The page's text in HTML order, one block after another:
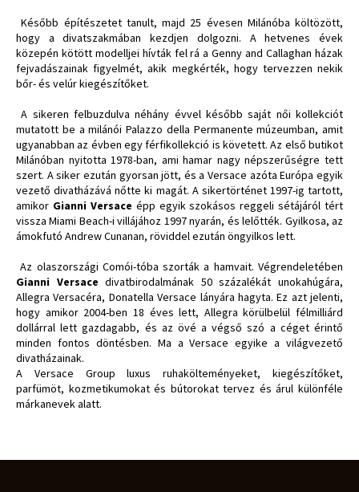
Később építészetet tanult, majd 25 évesen Milánóba költözött,
hogy a divatszakmában kezdjen dolgozni. A hetvenes évek
közepén kötött modelljei hívták fel rá a Genny and Callaghan házak
fejvadászainak figyelmét, akik megkérték, hogy tervezzen nekik
bőr- és velúr kiegészítőket.
A sikeren felbuzdulva néhány évvel később saját női kollekciót
mutatott be a milánói Palazzo della Permanente múzeumban, amit
ugyanabban az évben egy férfikollekció is követett. Az első butikot
Milánóban nyitotta 1978-ban, ami hamar nagy népszerűségre tett
szert. A siker ezután gyorsan jött, és a Versace azóta Európa egyik
vezető divatházává nőtte ki magát. A sikertörténet 1997-ig tartott,
amikor Gianni Versace épp egyik szokásos reggeli sétájáról tért
vissza Miami Beach-i villájához 1997 nyarán, és lelőtték. Gyilkosa, az
ámokfutó Andrew Cunanan, röviddel ezután öngyilkos lett.
Az olaszországi Comói-tóba szorták a hamvait. Végrendeletében
Gianni Versace divatbirodalmának 50 százalékát unokahúgára,
Allegra Versacéra, Donatella Versace lányára hagyta. Ez azt jelenti,
hogy amikor 2004-ben 18 éves lett, Allegra körülbelül félmilliárd
dollárral lett gazdagabb, és az övé a végső szó a céget érintő
minden fontos döntésben. Ma a Versace egyike a világvezető
divatházainak.
A Versace Group luxus ruhakölteményeket, kiegészítőket,
parfümöt, kozmetikumokat és bútorokat tervez és árul különféle
márkanevek alatt.